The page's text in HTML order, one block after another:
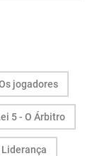
jogadores
5 - O Árbitro
Liderança